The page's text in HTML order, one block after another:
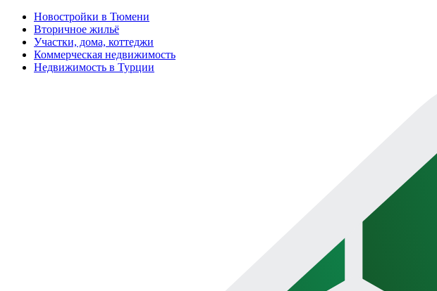
Новостройки в Тюмени
Вторичное жильё
Участки, дома, коттеджи
Коммерческая недвижимость
Недвижимость в Турции